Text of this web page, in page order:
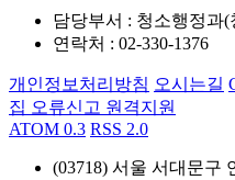
담당부서 : 청소행정과
연락처 : 02-330-1376
개인정보처리방침 오시는길
집 오류신고 원격지원
ATOM 0.3 RSS 2.0
(03718) 서울 서대문구